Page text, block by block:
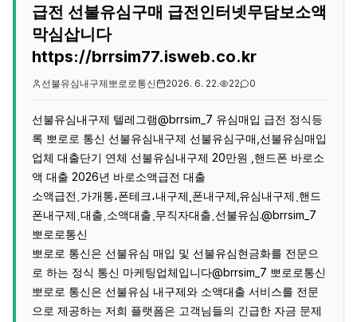
급전 선불유심구매 급전인터넷무담보소액
막심삽니다
https://brrsim77.isweb.co.kr
선불유심내구제뽀로로통신 2026. 6. 22. 22 0
선불유심내구제 텔레그램@brrsim_7 유심매입 급전 정식등
록 뽀로로 통신 선불유심내구제 선불유심구매,선불유심매입
업체 대출단기 연체 선불유심내구제 20만원 ,핸드폰 바로소
액 대출 2026년 바로소액급전 대출
소액급전ˏ가개통،폰테크،내구제¸폰내구제‚유심내구제ˎ핸드
폰내구제ˏ대출ˏ소액대출ˎ무직자대출ˏ선불유심.@brrsim_7
뽀로로통신
뽀로로 통신은 선불유심 매입 및 선불유심현금화를 전문으
로 하는 정식 통신 마케팅업체입니다@brrsim_7 뽀로로통신
뽀로로 통신은 선불유심 내구제와 소액대출 서비스를 전문
으로 제공하는 저희 플랫폼은 고객님들의 긴급한 자금 문제